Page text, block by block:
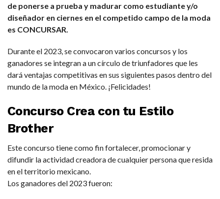
de ponerse a prueba y madurar como estudiante y/o
diseñador en ciernes en el competido campo de la moda
es CONCURSAR.
Durante el 2023, se convocaron varios concursos y los
ganadores se integran a un círculo de triunfadores que les
dará ventajas competitivas en sus siguientes pasos dentro del
mundo de la moda en México. ¡Felicidades!
Concurso Crea con tu Estilo
Brother
Este concurso tiene como fin fortalecer, promocionar y
difundir la actividad creadora de cualquier persona que resida
en el territorio mexicano.
Los ganadores del 2023 fueron: